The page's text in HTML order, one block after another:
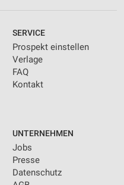
SERVICE
Prospekt einstellen
Verlage
FAQ
Kontakt
UNTERNEHMEN
Jobs
Presse
Datenschutz